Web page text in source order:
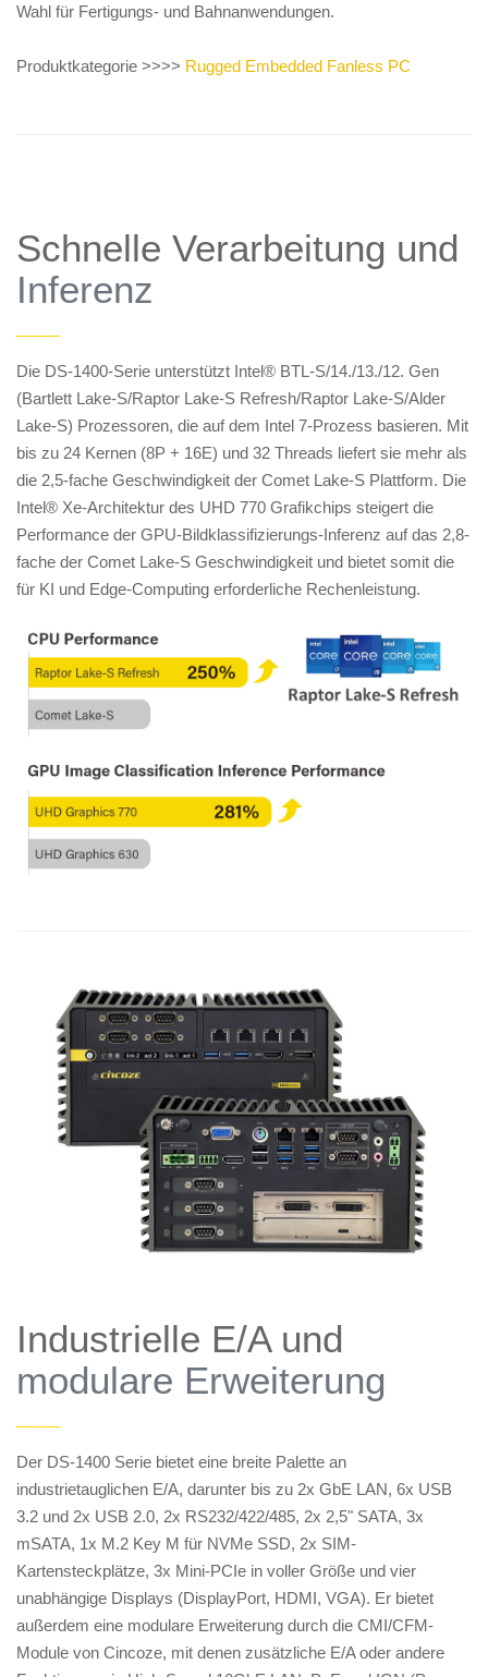
Wahl für Fertigungs- und Bahnanwendungen.
Produktkategorie >>>> Rugged Embedded Fanless PC
Schnelle Verarbeitung und
Inferenz
——
Die DS-1400-Serie unterstützt Intel® BTL-S/14./13./12. Gen
(Bartlett Lake-S/Raptor Lake-S Refresh/Raptor Lake-S/Alder
Lake-S) Prozessoren, die auf dem Intel 7-Prozess basieren. Mit
bis zu 24 Kernen (8P + 16E) und 32 Threads liefert sie mehr als
die 2,5-fache Geschwindigkeit der Comet Lake-S Plattform. Die
Intel® Xe-Architektur des UHD 770 Grafikchips steigert die
Performance der GPU-Bildklassifizierungs-Inferenz auf das 2,8-
fache der Comet Lake-S Geschwindigkeit und bietet somit die
für KI und Edge-Computing erforderliche Rechenleistung.
Industrielle E/A und
modulare Erweiterung
——
Der DS-1400 Serie bietet eine breite Palette an
industrietauglichen E/A, darunter bis zu 2x GbE LAN, 6x USB
3.2 und 2x USB 2.0, 2x RS232/422/485, 2x 2,5" SATA, 3x
mSATA, 1x M.2 Key M für NVMe SSD, 2x SIM-
Kartensteckplätze, 3x Mini-PCIe in voller Größe und vier
unabhängige Displays (DisplayPort, HDMI, VGA). Er bietet
außerdem eine modulare Erweiterung durch die CMI/CFM-
Module von Cincoze, mit denen zusätzliche E/A oder andere